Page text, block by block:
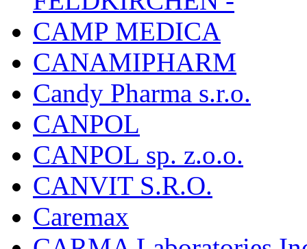
CAMP MEDICA
CANAMIPHARM
Candy Pharma s.r.o.
CANPOL
CANPOL sp. z.o.o.
CANVIT S.R.O.
Caremax